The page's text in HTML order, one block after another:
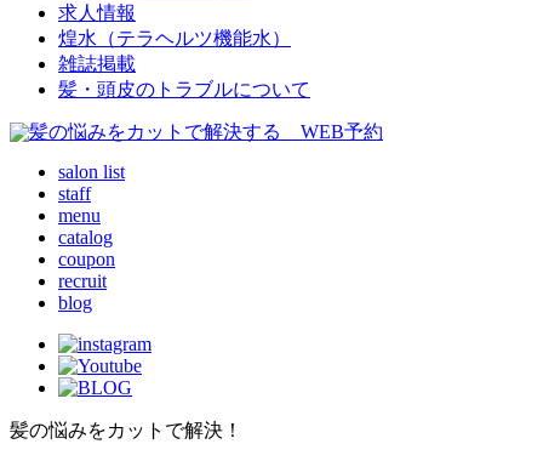
求人情報
煌水（テラヘルツ機能水）
雑誌掲載
髪・頭皮のトラブルについて
salon list
staff
menu
catalog
coupon
recruit
blog
髪の悩みをカットで解決！